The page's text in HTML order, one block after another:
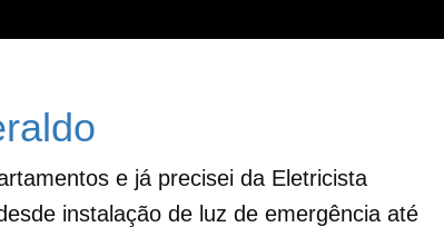
e já precisei da Eletricista
instalação de luz de emergência até